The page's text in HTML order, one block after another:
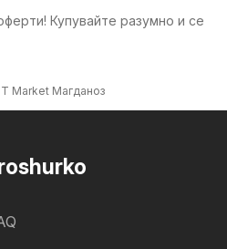
Купувайте разумно и се
T Market Магданоз